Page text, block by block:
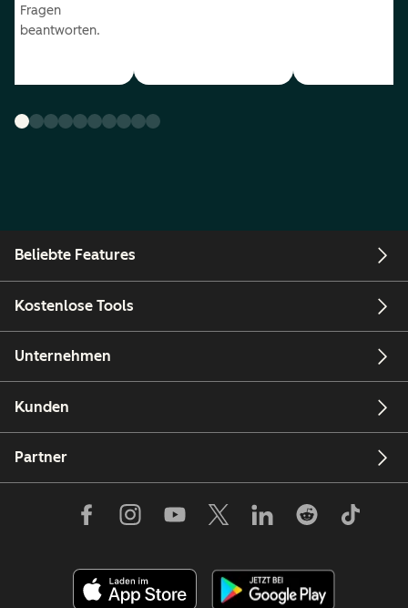
Fragen
beantworten.
Beliebte Features
Kostenlose Tools
Unternehmen
Kunden
Partner